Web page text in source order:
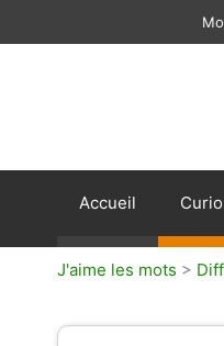
Accueil
J'aime les mots >